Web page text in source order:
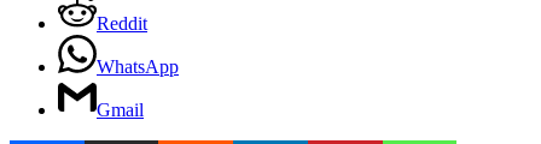
Reddit
WhatsApp
Gmail